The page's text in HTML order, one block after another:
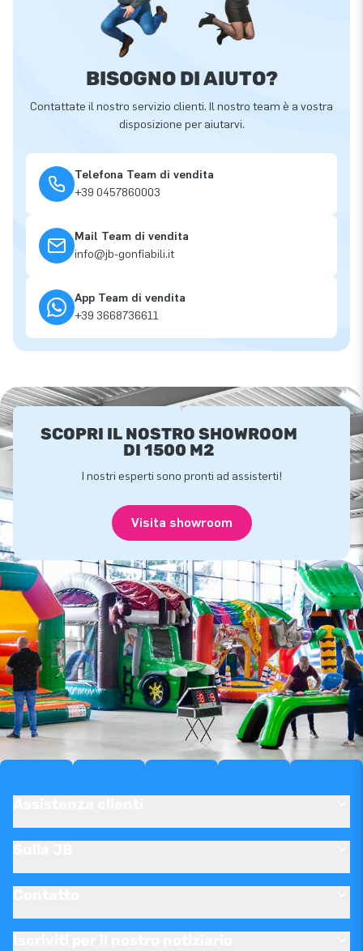
BISOGNO DI AIUTO?
Contattate il nostro servizio clienti. Il nostro team è a vostra
disposizione per aiutarvi.
Telefona Team di vendita
+39 0457860003
Mail Team di vendita
info@jb-gonfiabili.it
App Team di vendita
+39 3668736611
SCOPRI IL NOSTRO SHOWROOM
DI 1500 M2
I nostri esperti sono pronti ad assisterti!
Visita showroom